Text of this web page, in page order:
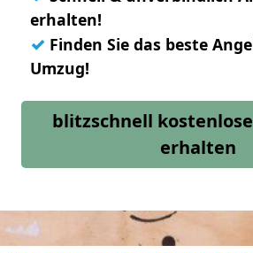
erhalten!
✓ Finden Sie das beste
Umzug!
blitzschnell
erhalten